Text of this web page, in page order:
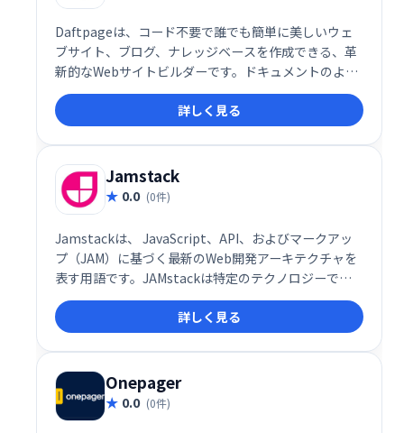
Daftpageは、コード不要で誰でも簡単に美しいウェ
ブサイト、ブログ、ナレッジベースを作成できる、革
新的なWebサイトビルダーです。ドキュメントのよう
に直感的に操作でき、数分で完成。無料で利用でき、
手軽に魅力的なオンラインプレゼンスを構築できま
す。
詳しく見る
Jamstack
0.0 (0件)
Jamstackは、 JavaScript、API、およびマークアッ
プ（JAM）に基づく最新のWeb開発アーキテクチャを
表す用語です。JAMstackは特定のテクノロジーでは
なく、アプリやWebサイトを構築するための別の方法
です。
詳しく見る
Onepager
0.0 (0件)